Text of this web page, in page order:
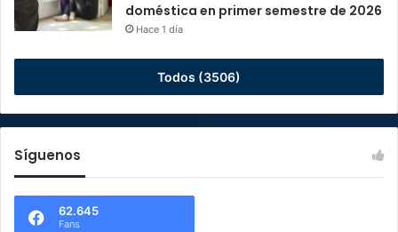
doméstica en primer semestre de 2026
Hace 1 día
Todos (3506)
Síguenos
62.645
Fans